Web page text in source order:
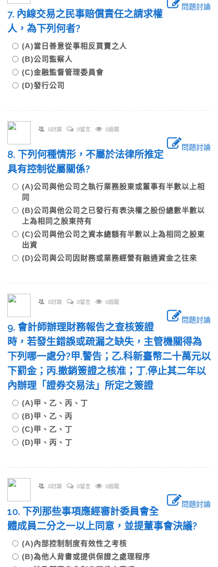
問題討論
7. 內線交易之民事賠償責任之請求權
人，為下列何者?
(A)當日善意從事相反買賣之人
(B)公司監察人
(C)金融監督管理委員會
(D)發行公司
0討論 0留言 0追蹤
問題討論
8. 下列何種情形，不屬於法律所推定
具有控制從屬關係?
(A)公司與他公司之執行業務股東或董事有半數以上相
同
(B)公司與他公司之已發行有表決權之股份總數半數以
上為相同之股東持有
(C)公司與他公司之資本總額有半數以上為相同之股東
出資
(D)公司與公司因財務或業務經營有融通資金之往來
0討論 0留言 0追蹤
問題討論
9. 會計師辦理財務報告之查核簽證
時，若發生錯誤或疏漏之缺失，主管機關得為
下列哪一處分?甲.警告；乙.科新臺幣二十萬元以
下罰金；丙.撤銷簽證之核准；丁.停止其二年以
內辦理「證券交易法」所定之簽證
(A)甲、乙、丙、丁
(B)甲、乙、丙
(C)甲、乙、丁
(D)甲、丙、丁
0討論 0留言 0追蹤
問題討論
10. 下列那些事項應經審計委員會全
體成員二分之一以上同意，並提董事會決議?
(A)內部控制制度有效性之考核
(B)為他人背書或提供保證之處理程序